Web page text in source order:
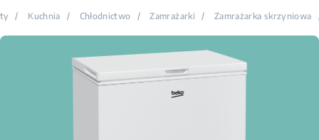
/ Kuchnia / Chłodnictwo / Zamrażarki / Zamrażarka skrzyniowa